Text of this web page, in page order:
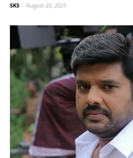
SKS - August 20, 2025